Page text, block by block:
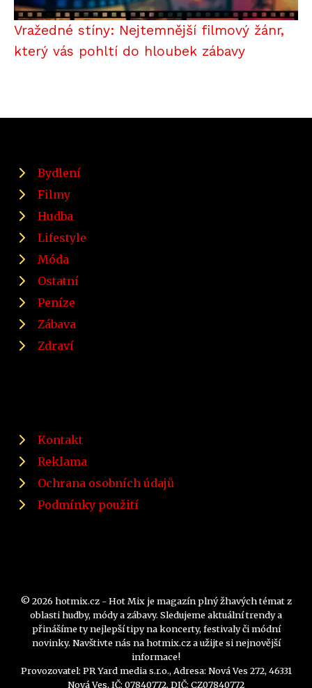
Vražedné stíny: Nejtemnější filmový žánr,
který vás pohltí do hloubek zábavy
Bydlení
Filmy
Hudba
Lifestyle
Móda
Ostatní
Peníze
Zábava
Zdraví
Kontakt
Reklama
Ochrana osobních údajů
Podmínky použití
© 2026 hotmix.cz - Hot Mix je magazín plný žhavých témat z
oblasti hudby, módy a zábavy. Sledujeme aktuální trendy a
přinášíme ty nejlepší tipy na koncerty, festivaly či módní
novinky. Navštivte nás na hotmix.cz a užijte si nejnovější
informace!
Provozovatel: PR Yard media s.r.o., Adresa: Nová Ves 272, 46331
Nová Ves, IČ: 07840772, DIČ: CZ07840772